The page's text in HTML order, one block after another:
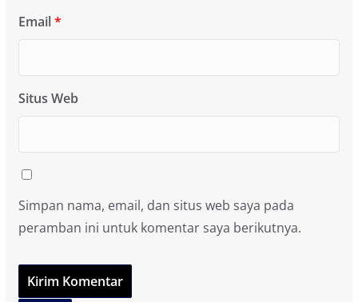
Email*
Situs Web
Simpan nama, email, dan situs web saya pada
peramban ini untuk komentar saya berikutnya.